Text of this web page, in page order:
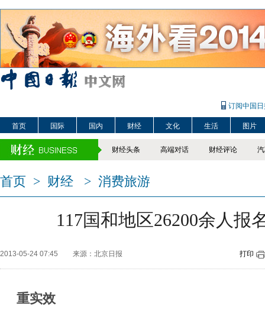
订阅中国
首页 国际 国内 财经 文化 生活 图片
财经头条 高端对话 财经评论
首页 > 财经 > 消费旅游
117国和地区26200余人报
2013-05-24 07:45 来源：北京日报 打印
重实效